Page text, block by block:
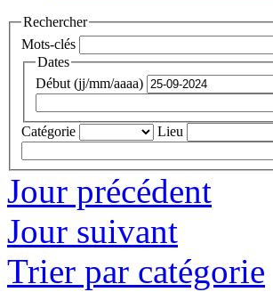
Rechercher
Mots-clés
Dates
Début (jj/mm/aaaa)
Catégorie
Lieu
Jour précédent
Jour suivant
Trier par catégorie